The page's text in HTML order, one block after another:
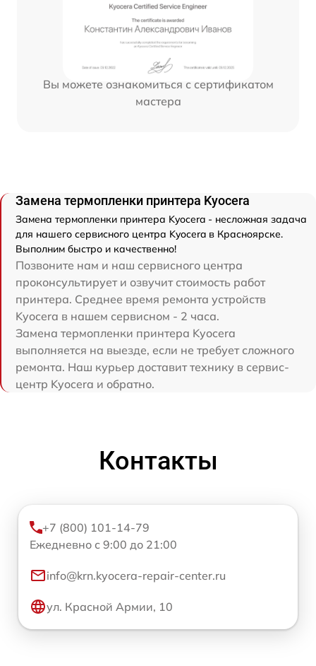
Вы можете ознакомиться с сертификатом
мастера
Замена термопленки принтера Kyocera
Замена термопленки принтера Kyocera - несложная задача
для нашего сервисного центра Kyocera в Красноярске.
Выполним быстро и качественно!
Позвоните нам и наш сервисного центра
проконсультирует и озвучит стоимость работ
принтера. Среднее время ремонта устройств
Kyocera в нашем сервисном - 2 часа.
Замена термопленки принтера Kyocera
выполняется на выезде, если не требует сложного
ремонта. Наш курьер доставит технику в сервис-
центр Kyocera и обратно.
Контакты
+7 (800) 101-14-79
Ежедневно с 9:00 до 21:00
info@krn.kyocera-repair-center.ru
ул. Красной Армии, 10